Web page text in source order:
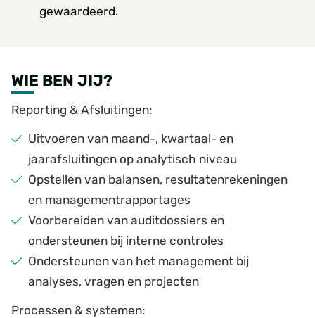
gewaardeerd.
WIE BEN JIJ?
Reporting & Afsluitingen:
Uitvoeren van maand-, kwartaal- en
jaarafsluitingen op analytisch niveau
Opstellen van balansen, resultatenrekeningen
en managementrapportages
Voorbereiden van auditdossiers en
ondersteunen bij interne controles
Ondersteunen van het management bij
analyses, vragen en projecten
Processen & systemen: